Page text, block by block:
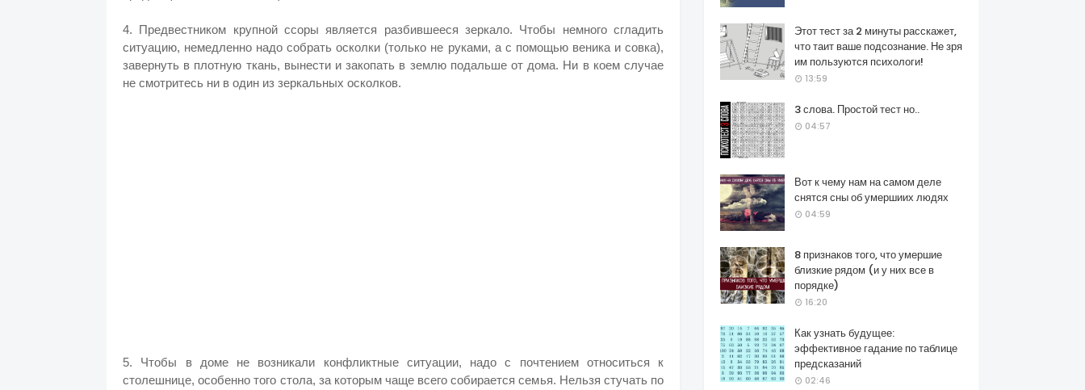
4. Предвестником крупной ссоры является разбившееся зеркало. Чтобы немного сгладить
ситуацию, немедленно надо собрать осколки (только не руками, а с помощью веника и совка),
завернуть в плотную ткань, вынести и закопать в землю подальше от дома. Ни в коем случае
не смотритесь ни в один из зеркальных осколков.
5. Чтобы в доме не возникали конфликтные ситуации, надо с почтением относиться к
столешнице, особенно того стола, за которым чаще всего собирается семья. Нельзя стучать по
Этот тест за 2 минуты расскажет,
что таит ваше подсознание. Не зря
им пользуются психологи!
13:59
3 слова. Простой тест но..
04:57
Вот к чему нам на самом деле
снятся сны об умершиих людях
04:59
8 признаков того, что умершие
близкие рядом (и у них все в
порядке)
16:20
Как узнать будущее:
эффективное гадание по таблице
предсказаний
02:46